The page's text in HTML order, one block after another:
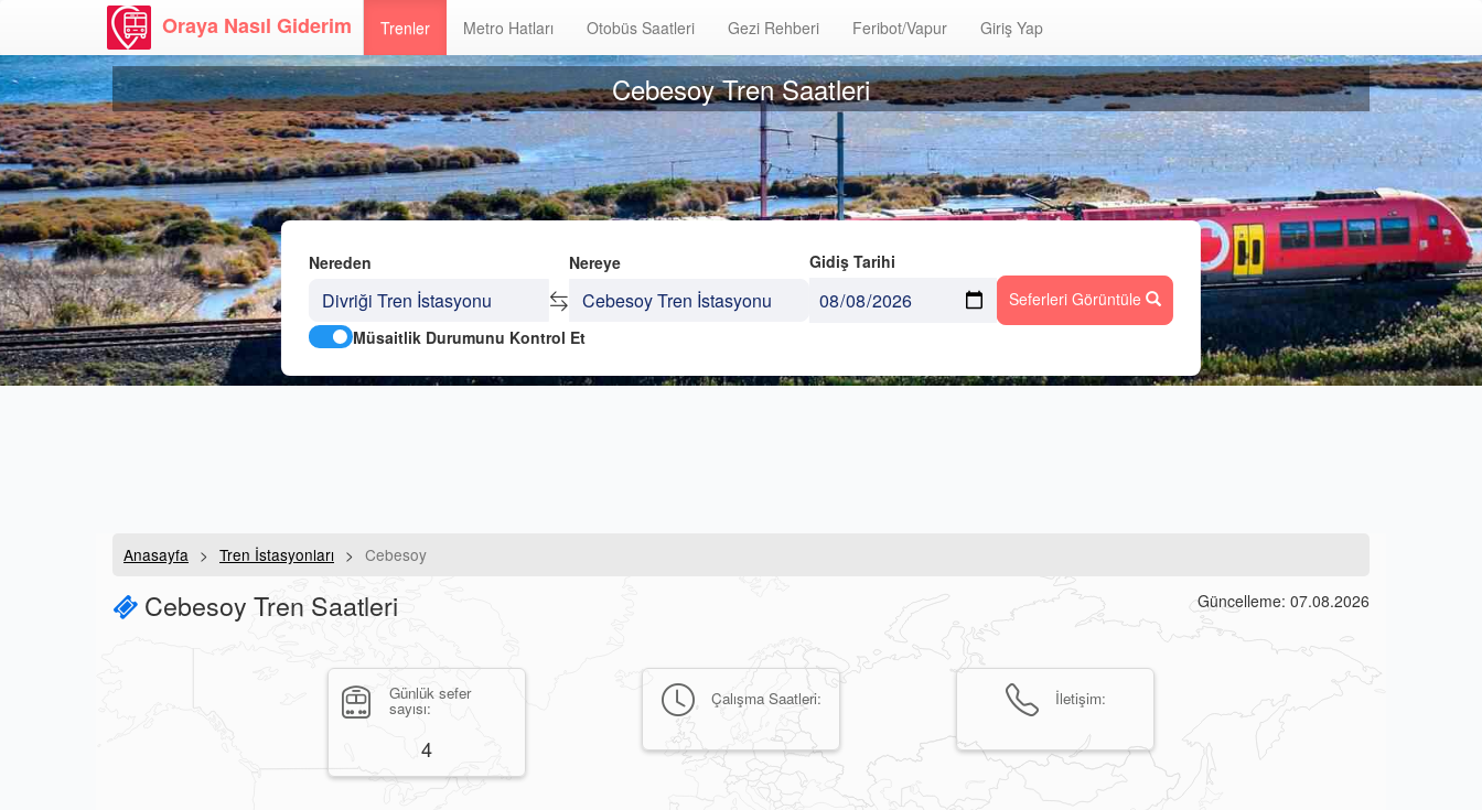
Oraya Nasıl Giderim Trenler Metro Hatları Otobüs Saatleri Gezi Rehberi Feribot/Vapur Giriş Yap
Cebesoy Tren Saatleri
Nereden Nereye
Gidiş Tarihi
Seferleri Görüntüle
Müsaitlik Durumunu Kontrol Et
Anasayfa Tren İstasyonları Cebesoy
Cebesoy Tren Saatleri Güncelleme: 07.08.2026
Günlük sefer
sayısı:
4
Çalışma Saatleri: İletişim: